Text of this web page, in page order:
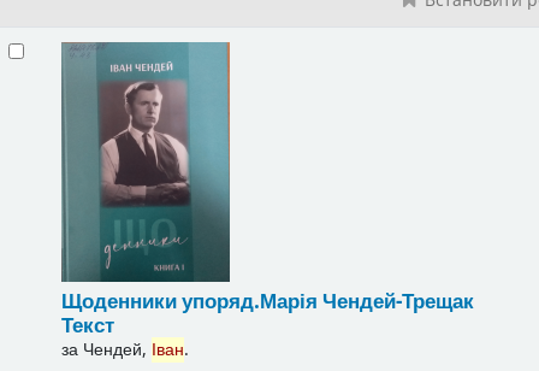
Щоденникиупоряд.Марія Чендей-Трещак
Текст
за Чендей, Іван.